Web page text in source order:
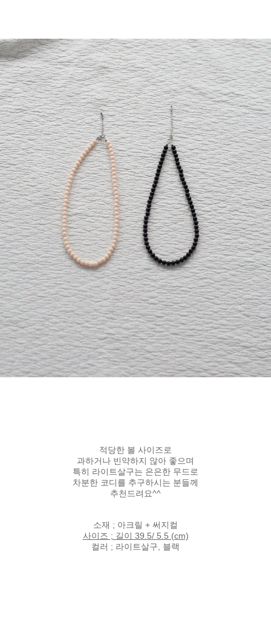
적당한 볼 사이즈로
과하거나 빈약하지 않아 좋으며
특히 라이트살구는 은은한 무드로
차분한 코디를 추구하시는 분들께
추천드려요^^
소재 ; 아크릴 + 써지컬
사이즈 ; 길이 39.5/ 5.5 (cm)
컬러 ; 라이트살구, 블랙